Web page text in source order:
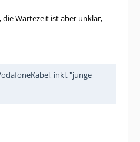
die Wartezeit ist aber unklar,
inkl. "junge